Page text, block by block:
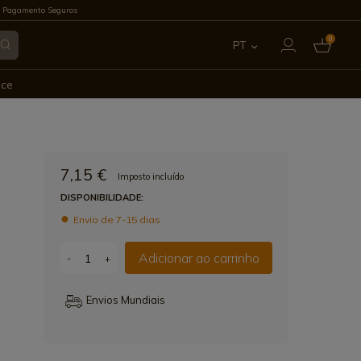
Pagamento Seguros
PT 0
7,15 €
Imposto incluído
DISPONIBILIDADE:
Envio de 7-15 dias
- + Adicionar ao carrinho
Envios Mundiais